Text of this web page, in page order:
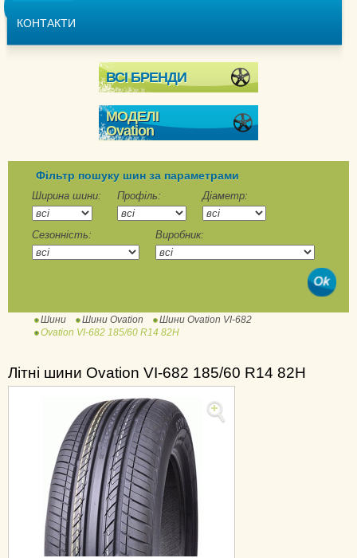
КОНТАКТИ
ВСІ БРЕНДИ
МОДЕЛІ
Ovation
W586
WV-03
V-02
Фільтр пошуку шин за параметрами
Ширина шини: Профіль: Діаметр:
Сезонність: Виробник:
Шини Шини Ovation
Шини Ovation VI-682
Ovation VI-682 185/60 R14 82H
Літні шини Ovation VI-682 185/60 R14 82H